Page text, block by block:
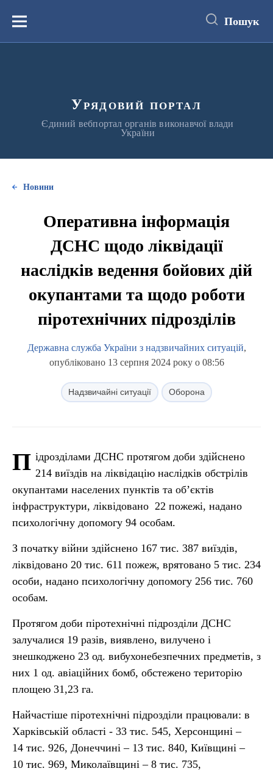
вмістуМеню Пошук
Урядовий портал
Єдиний вебпортал органів виконавчої влади
України
Новини
Оперативна інформація
ДСНС щодо ліквідації
наслідків ведення бойових дій
окупантами та щодо роботи
піротехнічних підрозділів
Державна служба України з надзвичайних ситуацій,
опубліковано 13 серпня 2024 року о 08:56
Надзвичайні ситуації Оборона
П ідрозділами ДСНС протягом доби здійснено
214 виїздів на ліквідацію наслідків обстрілів
окупантами населених пунктів та об’єктів
інфраструктури, ліквідовано 22 пожежі, надано
психологічну допомогу 94 особам.
З початку війни здійснено 167 тис. 387 виїздів,
ліквідовано 20 тис. 611 пожеж, врятовано 5 тис. 234
особи, надано психологічну допомогу 256 тис. 760
особам.
Протягом доби піротехнічні підрозділи ДСНС
залучалися 19 разів, виявлено, вилучено і
знешкоджено 23 од. вибухонебезпечних предметів, з
них 1 од. авіаційних бомб, обстежено територію
площею 31,23 га.
Найчастіше піротехнічні підрозділи працювали: в
Харківській області - 33 тис. 545, Херсонщині –
14 тис. 926, Донеччині – 13 тис. 840, Київщині –
10 тис. 969, Миколаївщині – 8 тис. 735,